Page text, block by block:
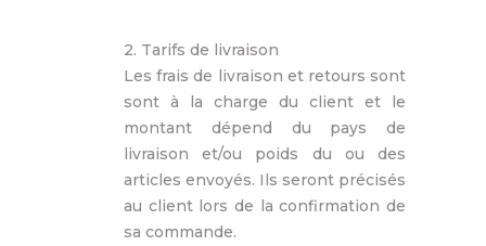
2. Tarifs de livraison
Les frais de livraison et retours sont
sont à la charge du client et le
montant dépend du pays de
livraison et/ou poids du ou des
articles envoyés. Ils seront précisés
au client lors de la confirmation de
sa commande.